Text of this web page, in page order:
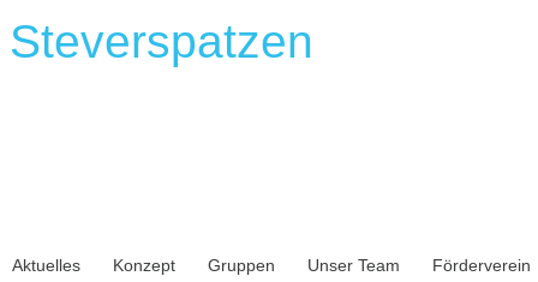
Aktuelles Konzept Gruppen Unser Team Förderverein